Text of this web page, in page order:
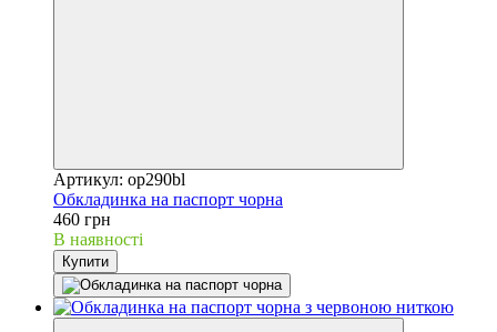
Артикул: op290bl
Обкладинка на паспорт чорна
460 грн
В наявності
Купити